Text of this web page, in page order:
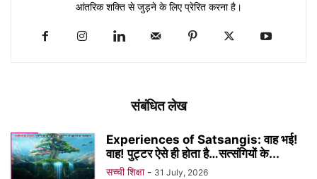
आंतरिक शक्ति से जुड़ने के लिए प्रेरित करना है।
संबंधित लेख
Experiences of Satsangis: वाह भई!
वाह! पुट्टर ऐसे ही होता है…सत्संगियों के...
सच्ची शिक्षा - 31 July, 2026